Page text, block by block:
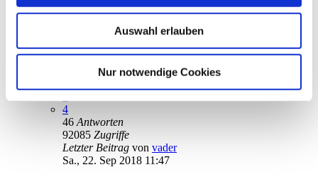
Auswahl erlauben
Nur notwendige Cookies
Letzter Beitragvonaudiolet
Gibt es keine manuellen Updates mehr für SM 10?
vonDiablo»Mo., 02. Apr 2018 16:36
4
46 Antworten
92085 Zugriffe
Letzter Beitrag von vader
Sa., 22. Sep 2018 11:47